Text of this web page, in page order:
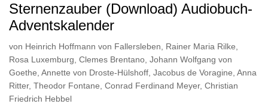
Sternenzauber (Download) Audiobuch-
Adventskalender
von Heinrich Hoffmann von Fallersleben Rainer Maria Rilke
Rosa Luxemburg Clemes Brentano Johann Wolfgang von
Goethe Annette von Droste-Hülshoff Jacobus de Voragine Anna
Ritter, Theodor Fontane Conrad Ferdinand Meyer, Christian
Friedrich Hebbel